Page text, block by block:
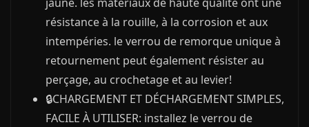
résistance à la rouille, à la corrosion et aux
intempéries. le verrou de remorque unique à
retournement peut également résister au
perçage, au crochetage et au levier!
🔒CHARGEMENT ET DÉCHARGEMENT SIMPLES,
FACILE À UTILISER: installez le verrou de